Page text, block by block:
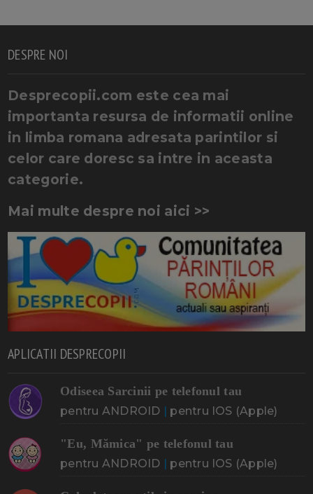
DESPRE NOI
Desprecopii.com este cea mai
importanta resursa de informatii online
in limba romana adresata parintilor si
celor care doresc sa intre in aceasta
categorie.
Mai multe despre noi aici >>
APLICATII DESPRECOPII
Odiseea Sarcinii pe telefonul tau
pentru ANDROID | pentru IOS (Apple)
"Eu, Mămica" pe telefonul tau
pentru ANDROID | pentru IOS (Apple)